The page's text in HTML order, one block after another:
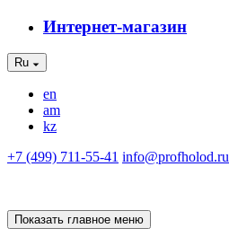
Интернет-магазин
Ru
en
am
kz
+7 (499) 711-55-41 info@profholod.ru
Показать главное меню